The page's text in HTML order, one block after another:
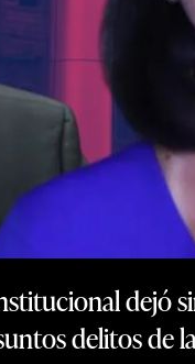
dejó
delitos de